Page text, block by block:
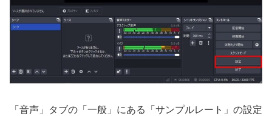
「音声」タブの「一般」にある「サンプルレート」の設定